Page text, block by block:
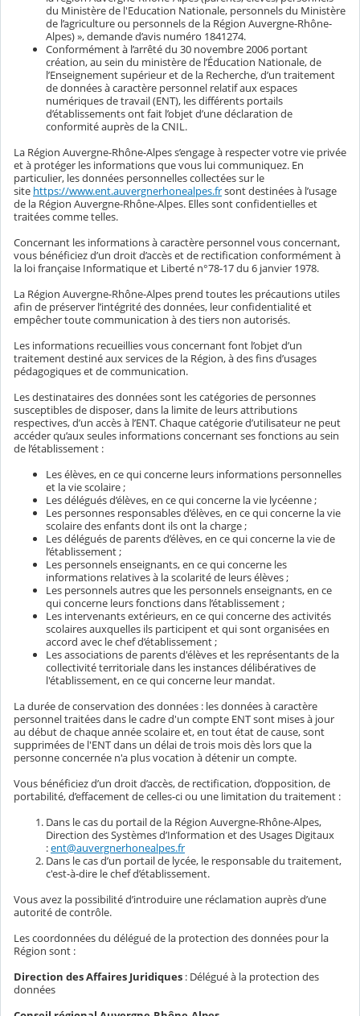
du Ministère de l'Education Nationale, personnels du Ministère
de l’agriculture ou personnels de la Région Auvergne-Rhône-
Alpes) », demande d’avis numéro 1841274.
Conformément à l’arrêté du 30 novembre 2006 portant
création, au sein du ministère de l’Éducation Nationale, de
l’Enseignement supérieur et de la Recherche, d’un traitement
de données à caractère personnel relatif aux espaces
numériques de travail (ENT), les différents portails
d’établissements ont fait l’objet d’une déclaration de
conformité auprès de la CNIL.
La Région Auvergne-Rhône-Alpes s’engage à respecter votre vie privée
et à protéger les informations que vous lui communiquez. En
particulier, les données personnelles collectées sur le
site https://www.ent.auvergnerhonealpes.frsont destinées à l’usage
de la Région Auvergne-Rhône-Alpes. Elles sont confidentielles et
traitées comme telles.
Concernant les informations à caractère personnel vous concernant,
vous bénéficiez d’un droit d’accès et de rectification conformément à
la loi française Informatique et Liberté n°78-17 du 6 janvier 1978.
La Région Auvergne-Rhône-Alpes prend toutes les précautions utiles
afin de préserver l’intégrité des données, leur confidentialité et
empêcher toute communication à des tiers non autorisés.
Les informations recueillies vous concernant font l’objet d’un
traitement destiné aux services de la Région, à des fins d’usages
pédagogiques et de communication.
Les destinataires des données sont les catégories de personnes
susceptibles de disposer, dans la limite de leurs attributions
respectives, d’un accès à l’ENT. Chaque catégorie d’utilisateur ne peut
accéder qu’aux seules informations concernant ses fonctions au sein
de l’établissement :
Les élèves, en ce qui concerne leurs informations personnelles
et la vie scolaire ;
Les délégués d’élèves, en ce qui concerne la vie lycéenne ;
Les personnes responsables d’élèves, en ce qui concerne la vie
scolaire des enfants dont ils ont la charge ;
Les délégués de parents d’élèves, en ce qui concerne la vie de
l’établissement ;
Les personnels enseignants, en ce qui concerne les
informations relatives à la scolarité de leurs élèves ;
Les personnels autres que les personnels enseignants, en ce
qui concerne leurs fonctions dans l’établissement ;
Les intervenants extérieurs, en ce qui concerne des activités
scolaires auxquelles ils participent et qui sont organisées en
accord avec le chef d’établissement ;
Les associations de parents d'élèves et les représentants de la
collectivité territoriale dans les instances délibératives de
l'établissement, en ce qui concerne leur mandat.
La durée de conservation des données : les données à caractère
personnel traitées dans le cadre d'un compte ENT sont mises à jour
au début de chaque année scolaire et, en tout état de cause, sont
supprimées de l'ENT dans un délai de trois mois dès lors que la
personne concernée n'a plus vocation à détenir un compte.
Vous bénéficiez d’un droit d’accès, de rectification, d’opposition, de
portabilité, d’effacement de celles-ci ou une limitation du traitement :
Dans le cas du portail de la Région Auvergne-Rhône-Alpes,
Direction des Systèmes d’Information et des Usages Digitaux
:ent@auvergnerhonealpes.fr
Dans le cas d’un portail de lycée, le responsable du traitement,
c'est-à-dire le chef d’établissement.
Vous avez la possibilité d’introduire une réclamation auprès d’une
autorité de contrôle.
Les coordonnées du délégué de la protection des données pour la
Région sont :
Direction des Affaires Juridiques : Délégué à la protection des
données